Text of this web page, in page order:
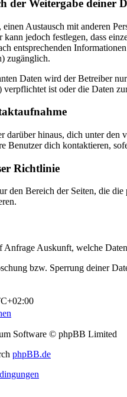
der Weitergabe deiner
einen Austausch mit anderen
jedoch festlegen, dass
entsprechenden
zugänglich.
Daten wird der Betreiber
verpflichtet ist oder die Daten
darüber hinaus, dich unter
Benutzer dich kontaktieren,
Richtlinie
den Bereich der Seiten, die
Auskunft, welche
bzw. Sperrung deiner
Software © phpBB Limited
phpBB.de